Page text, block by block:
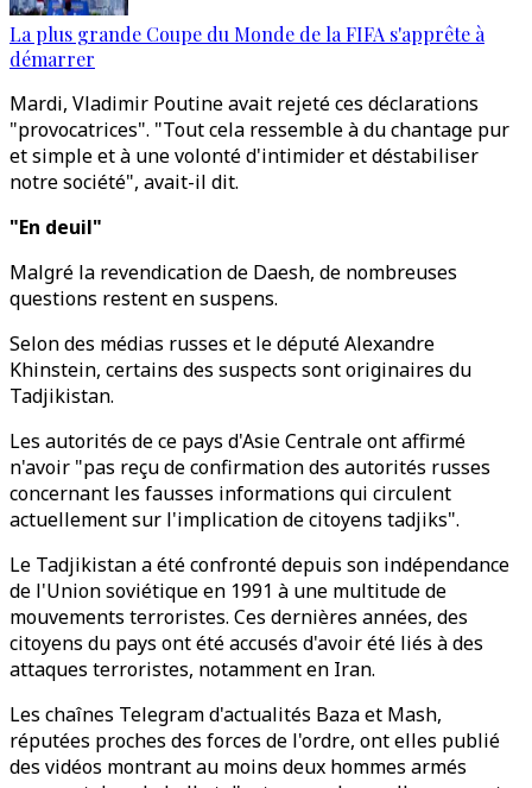
La plus grande Coupe du Monde de la FIFA s'apprête à
démarrer
Mardi, Vladimir Poutine avait rejeté ces déclarations
"provocatrices". "Tout cela ressemble à du chantage pur
et simple et à une volonté d'intimider et déstabiliser
notre société", avait-il dit.
"En deuil"
Malgré la revendication de Daesh, de nombreuses
questions restent en suspens.
Selon des médias russes et le député Alexandre
Khinstein, certains des suspects sont originaires du
Tadjikistan.
Les autorités de ce pays d'Asie Centrale ont affirmé
n'avoir "pas reçu de confirmation des autorités russes
concernant les fausses informations qui circulent
actuellement sur l'implication de citoyens tadjiks".
Le Tadjikistan a été confronté depuis son indépendance
de l'Union soviétique en 1991 à une multitude de
mouvements terroristes. Ces dernières années, des
citoyens du pays ont été accusés d'avoir été liés à des
attaques terroristes, notamment en Iran.
Les chaînes Telegram d'actualités Baza et Mash,
réputées proches des forces de l'ordre, ont elles publié
des vidéos montrant au moins deux hommes armés